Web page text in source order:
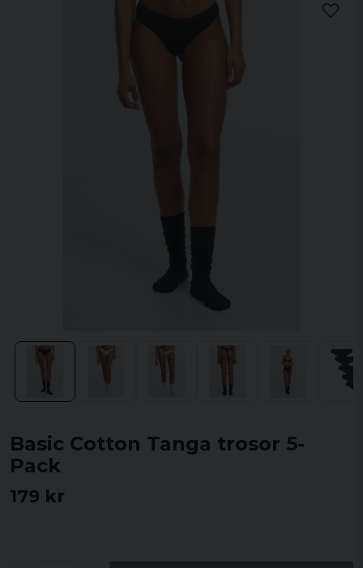
Basic Cotton Tanga trosor 5-
Pack
179 kr